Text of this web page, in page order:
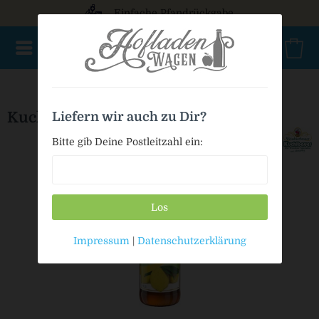
Einfache Pfandrückgabe
Kuchlbauer Citronalco
Liefern wir auch zu Dir?
Bitte gib Deine Postleitzahl ein:
Los
Impressum | Datenschutzerklärung